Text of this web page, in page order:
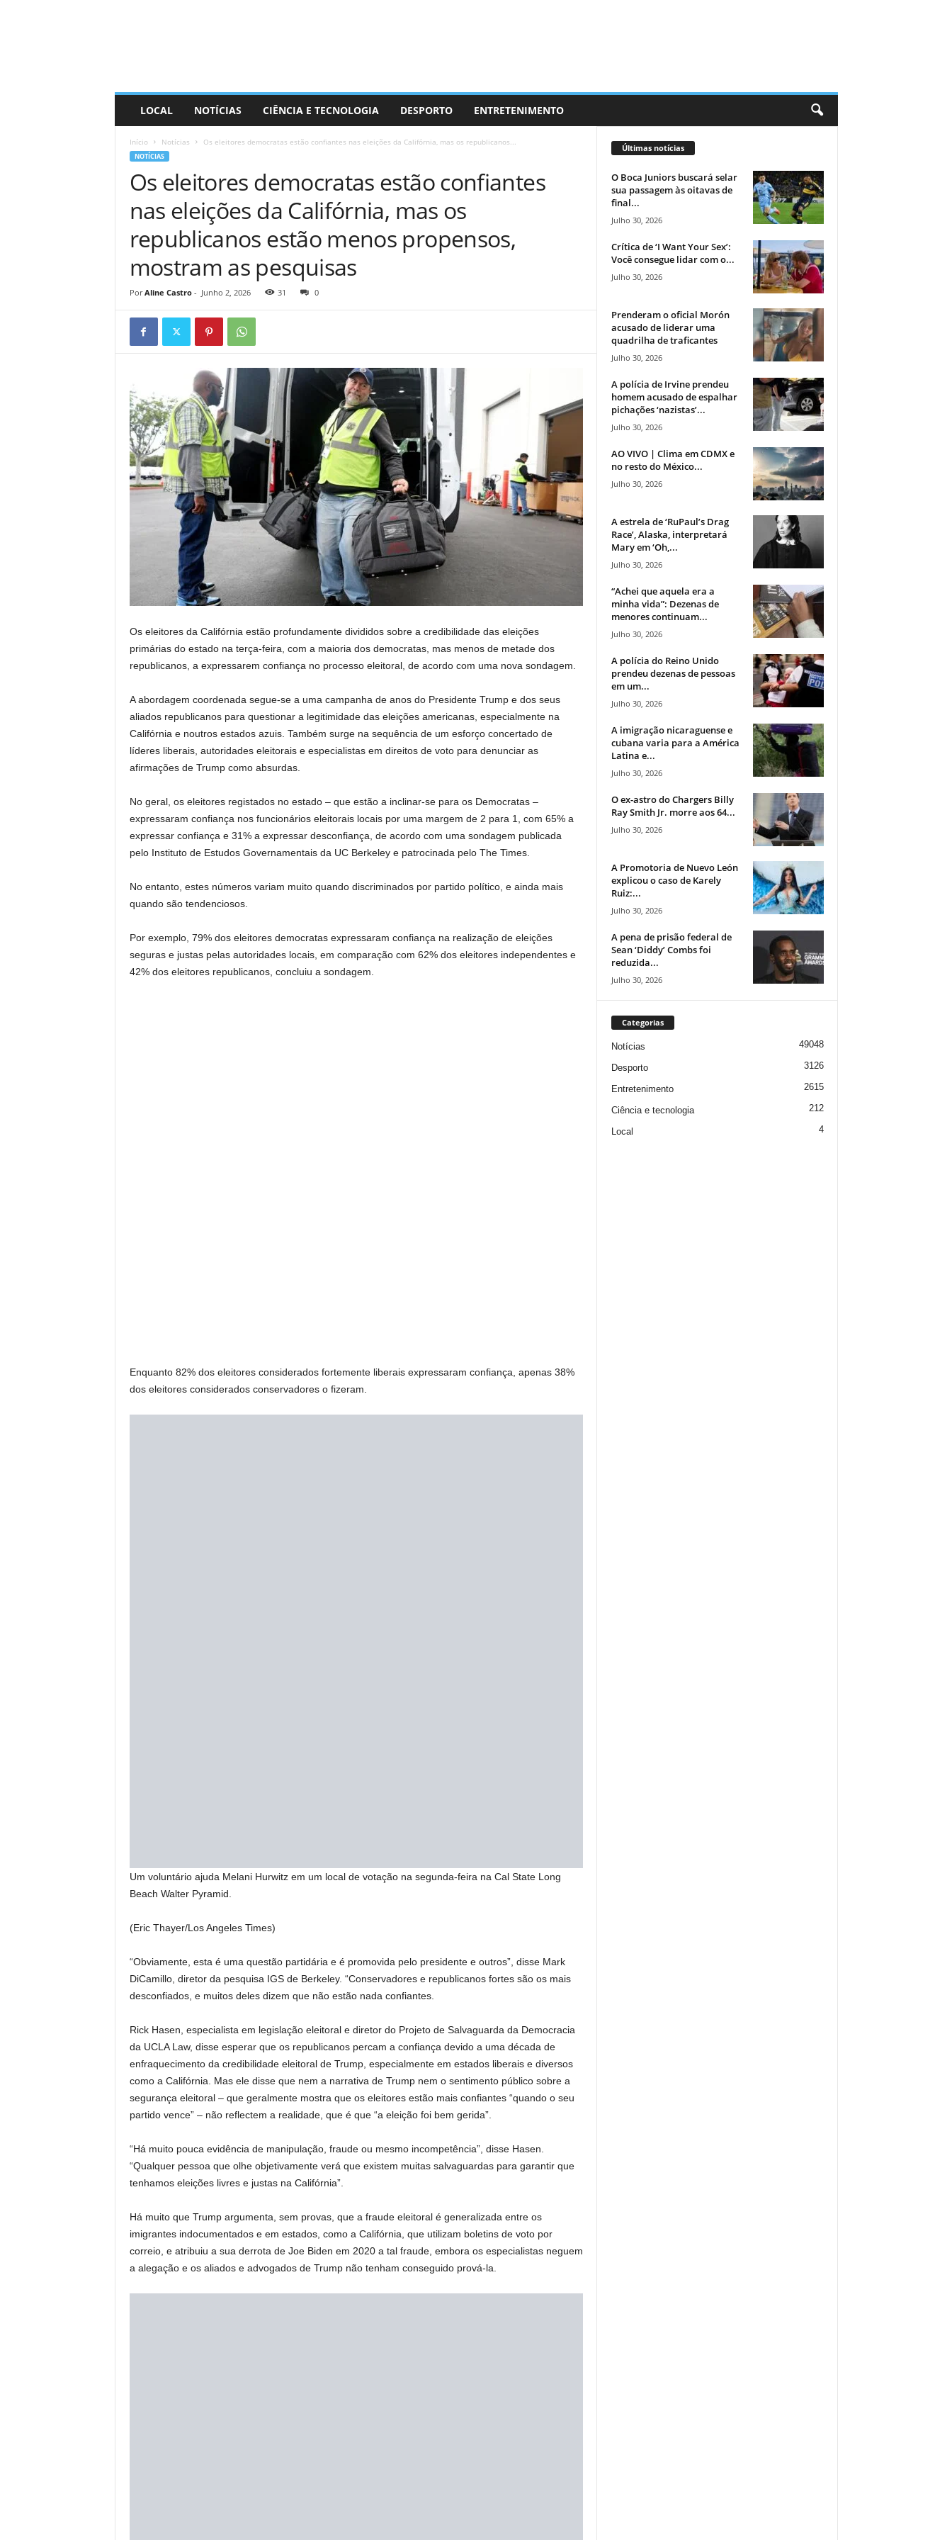
LOCAL NOTÍCIAS CIÊNCIA E TECNOLOGIA DESPORTO ENTRETENIMENTO
Início Notícias Os eleitores democratas estão confiantes nas eleições da Califórnia, mas os republicanos...
NOTÍCIAS
Os eleitores democratas estão confiantes
nas eleições da Califórnia, mas os
republicanos estão menos propensos,
mostram as pesquisas
Por Aline Castro- Junho 2, 2026 31 0
Os eleitores da Califórnia estão profundamente divididos sobre a credibilidade das eleições
primárias do estado na terça-feira, com a maioria dos democratas, mas menos de metade dos
republicanos, a expressarem confiança no processo eleitoral, de acordo com uma nova sondagem.
A abordagem coordenada segue-se a uma campanha de anos do Presidente Trump e dos seus
aliados republicanos para questionar a legitimidade das eleições americanas, especialmente na
Califórnia e noutros estados azuis. Também surge na sequência de um esforço concertado de
líderes liberais, autoridades eleitorais e especialistas em direitos de voto para denunciar as
afirmações de Trump como absurdas.
No geral, os eleitores registados no estado – que estão a inclinar-se para os Democratas –
expressaram confiança nos funcionários eleitorais locais por uma margem de 2 para 1, com 65% a
expressar confiança e 31% a expressar desconfiança, de acordo com uma sondagem publicada
pelo Instituto de Estudos Governamentais da UC Berkeley e patrocinada pelo The Times.
No entanto, estes números variam muito quando discriminados por partido político, e ainda mais
quando são tendenciosos.
Por exemplo, 79% dos eleitores democratas expressaram confiança na realização de eleições
seguras e justas pelas autoridades locais, em comparação com 62% dos eleitores independentes e
42% dos eleitores republicanos, concluiu a sondagem.
Enquanto 82% dos eleitores considerados fortemente liberais expressaram confiança, apenas 38%
dos eleitores considerados conservadores o fizeram.
Um voluntário ajuda Melani Hurwitz em um local de votação na segunda-feira na Cal State Long
Beach Walter Pyramid.
(Eric Thayer/Los Angeles Times)
“Obviamente, esta é uma questão partidária e é promovida pelo presidente e outros”, disse Mark
DiCamillo, diretor da pesquisa IGS de Berkeley. “Conservadores e republicanos fortes são os mais
desconfiados, e muitos deles dizem que não estão nada confiantes.
Rick Hasen, especialista em legislação eleitoral e diretor do Projeto de Salvaguarda da Democracia
da UCLA Law, disse esperar que os republicanos percam a confiança devido a uma década de
enfraquecimento da credibilidade eleitoral de Trump, especialmente em estados liberais e diversos
como a Califórnia. Mas ele disse que nem a narrativa de Trump nem o sentimento público sobre a
segurança eleitoral – que geralmente mostra que os eleitores estão mais confiantes “quando o seu
partido vence” – não reflectem a realidade, que é que “a eleição foi bem gerida”.
“Há muito pouca evidência de manipulação, fraude ou mesmo incompetência”, disse Hasen.
“Qualquer pessoa que olhe objetivamente verá que existem muitas salvaguardas para garantir que
tenhamos eleições livres e justas na Califórnia”.
Há muito que Trump argumenta, sem provas, que a fraude eleitoral é generalizada entre os
imigrantes indocumentados e em estados, como a Califórnia, que utilizam boletins de voto por
correio, e atribuiu a sua derrota de Joe Biden em 2020 a tal fraude, embora os especialistas neguem
a alegação e os aliados e advogados de Trump não tenham conseguido prová-la.
Últimas notícias
O Boca Juniors buscará selar
sua passagem às oitavas de
final...
Julho 30, 2026
Crítica de ‘I Want Your Sex’:
Você consegue lidar com o...
Julho 30, 2026
Prenderam o oficial Morón
acusado de liderar uma
quadrilha de traficantes
Julho 30, 2026
A polícia de Irvine prendeu
homem acusado de espalhar
pichações ‘nazistas’...
Julho 30, 2026
AO VIVO | Clima em CDMX e
no resto do México...
Julho 30, 2026
A estrela de ‘RuPaul’s Drag
Race’, Alaska, interpretará
Mary em ‘Oh,...
Julho 30, 2026
“Achei que aquela era a
minha vida”: Dezenas de
menores continuam...
Julho 30, 2026
A polícia do Reino Unido
prendeu dezenas de pessoas
em um...
Julho 30, 2026
A imigração nicaraguense e
cubana varia para a América
Latina e...
Julho 30, 2026
O ex-astro do Chargers Billy
Ray Smith Jr. morre aos 64...
Julho 30, 2026
A Promotoria de Nuevo León
explicou o caso de Karely
Ruiz:...
Julho 30, 2026
A pena de prisão federal de
Sean ‘Diddy’ Combs foi
reduzida...
Julho 30, 2026
Categorias
Notícias 49048
Desporto 3126
Entretenimento 2615
Ciência e tecnologia 212
Local 4